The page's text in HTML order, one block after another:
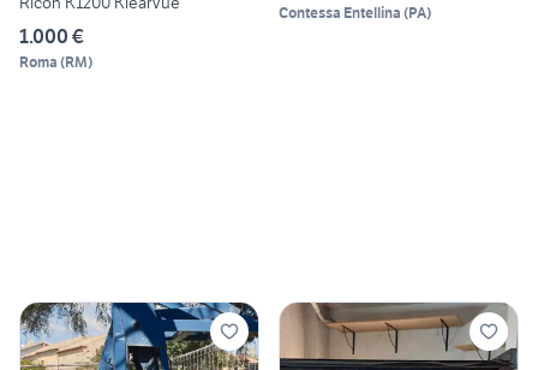
1.000 €
Roma (RM)
Contessa Entellina (PA)